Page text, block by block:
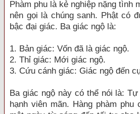
Phàm phu là kẻ nghiệp nặng tình
nên gọi là chúng sanh. Phật có
bậc đại giác. Ba giác ngộ là:
1. Bản giác: Vốn đã là giác ngộ.
2. Thỉ giác: Mới giác ngộ.
3. Cứu cánh giác: Giác ngộ đến
Ba giác ngộ này có thể nói là:
hạnh viên mãn. Hàng phàm phu